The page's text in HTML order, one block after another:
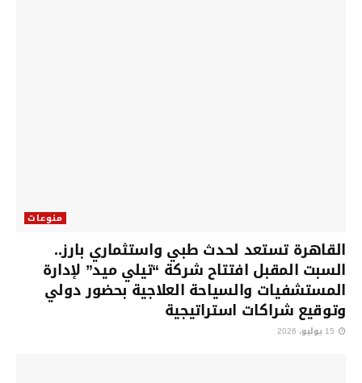
منوعات
القاهرة تستعد لحدث طبي واستثماري بارز..
السبت المقبل افتتاح شركة “تيلي ميد” لإدارة
المستشفيات والسياحة العلاجية بحضور دولي
وتوقيع شراكات استراتيجية